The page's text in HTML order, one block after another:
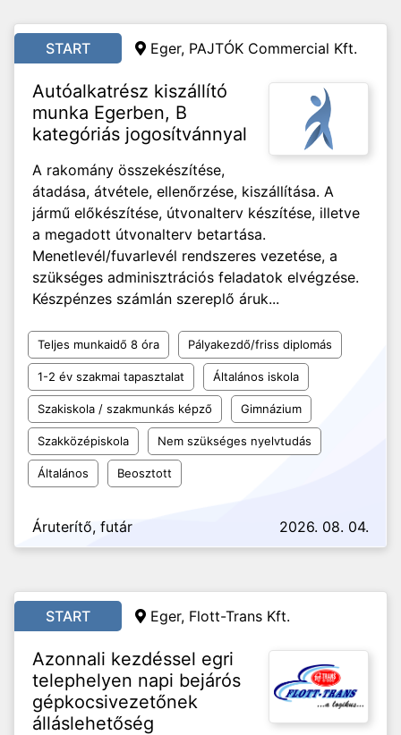
START Eger, PAJTÓK Commercial Kft.
Autóalkatrész kiszállító
munka Egerben, B
kategóriás jogosítvánnyal
A rakomány összekészítése,
átadása, átvétele, ellenőrzése, kiszállítása. A
jármű előkészítése, útvonalterv készítése, illetve
a megadott útvonalterv betartása.
Menetlevél/fuvarlevél rendszeres vezetése, a
szükséges adminisztrációs feladatok elvégzése.
Készpénzes számlán szereplő áruk...
Teljes munkaidő 8 óra Pályakezdő/friss diplomás
1-2 év szakmai tapasztalat Általános iskola
Szakiskola / szakmunkás képző Gimnázium
Szakközépiskola Nem szükséges nyelvtudás
Általános Beosztott
Áruterítő, futár 2026. 08. 04.
START Eger, Flott-Trans Kft.
Azonnali kezdéssel egri
telephelyen napi bejárós
gépkocsivezetőnek
álláslehetőség